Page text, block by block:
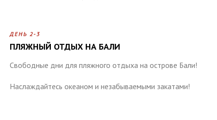
ДЕНЬ 2-3
ПЛЯЖНЫЙ ОТДЫХ НА БАЛИ
Свободные дни для пляжного отдыха на острове Бали!
Наслаждайтесь океаном и незабываемыми закатами!